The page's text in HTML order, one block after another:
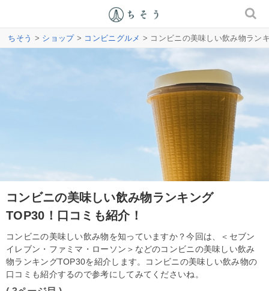
ちそう > ショップ> コンビニグルメ > コンビニの美味しい飲み物ラン
コンビニの美味しい飲み物ランキング
TOP30！口コミも紹介！
コンビニの美味しい飲み物を知っていますか？今回は、＜セブン
イレブン・ファミマ・ローソン＞などのコンビニの美味しい飲み
物ランキングTOP30を紹介します。コンビニの美味しい飲み物の
口コミも紹介するので参考にしてみてくださいね。